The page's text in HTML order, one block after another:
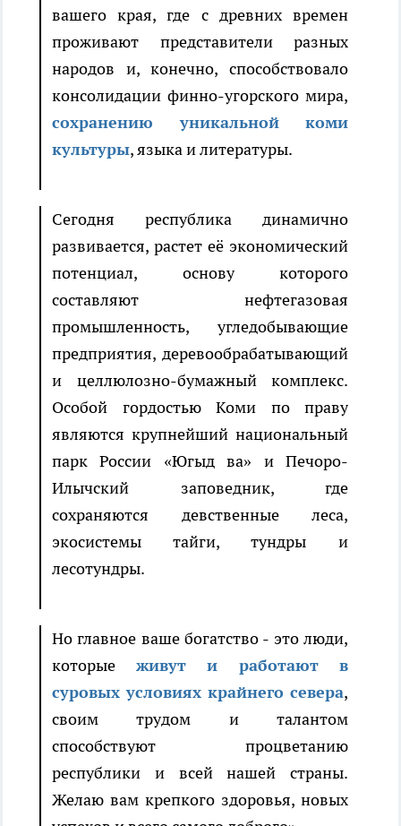
вашего края, где с древних времен
проживают представители разных
народов и, конечно, способствовало
консолидации финно-угорского мира,
сохранению уникальной коми
культуры, языка и литературы.
Сегодня республика динамично
развивается, растет её экономический
потенциал, основу которого
составляют нефтегазовая
промышленность, угледобывающие
предприятия, деревообрабатывающий
и целлюлозно-бумажный комплекс.
Особой гордостью Коми по праву
являются крупнейший национальный
парк России «Югыд ва» и Печоро-
Илычский заповедник, где
сохраняются девственные леса,
экосистемы тайги, тундры и
лесотундры.
Но главное ваше богатство - это люди,
которые живут и работают в
суровых условиях крайнего севера,
своим трудом и талантом
способствуют процветанию
республики и всей нашей страны.
Желаю вам крепкого здоровья, новых